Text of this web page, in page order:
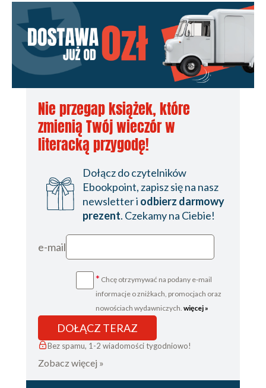
21
22
23
24
26
27
29
30
Spis treści
Strona redakcyjna
Nie przegap książek, które
zmienią Twój wieczór w
literacką przygodę!
Dołącz do czytelników
Ebookpoint, zapisz się na nasz
newsletter i odbierz darmowy
prezent. Czekamy na Ciebie!
e-mail
* Chcę otrzymywać na podany e-mail
informacje o zniżkach, promocjach oraz
nowościach wydawniczych. więcej »
DOŁĄCZ TERAZ
Bez spamu, 1-2 wiadomości tygodniowo!
Zobacz więcej »